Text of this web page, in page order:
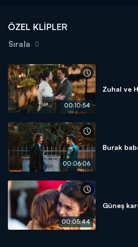
Annem Ankara yeni bölümleriyle
ÖZEL KLİPLER
Sırala
00:10:54
Zuhal ve
00:06:06
Burak
00:05:44
Güneş